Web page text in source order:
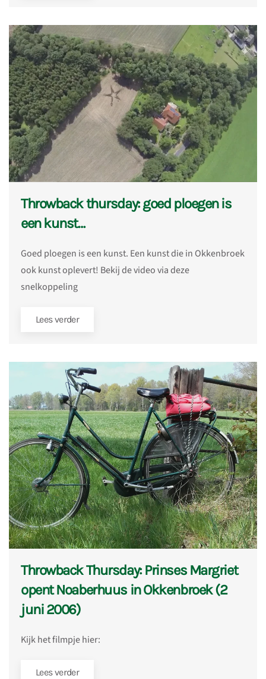
Throwback thursday: goed ploegen is
een kunst…
Goed ploegen is een kunst. Een kunst die in Okkenbroek
ook kunst oplevert! Bekij de video via deze
snelkoppeling
Lees verder
Throwback Thursday: Prinses Margriet
opent Noaberhuus in Okkenbroek (2
juni 2006)
Kijk het filmpje hier:
Lees verder